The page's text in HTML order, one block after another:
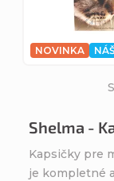
e
r
o
s
r
NOVINKA
Shelma -
Kapsičky pre
je kompletné